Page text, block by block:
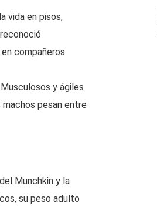
vida en pisos,
compañeros
y ágiles
machos pesan entre
Munchkin y la
su peso adulto